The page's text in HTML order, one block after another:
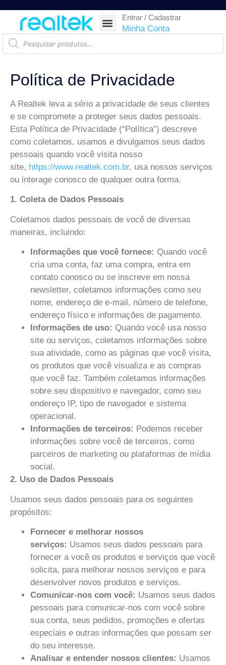
Entrar / Cadastrar
Minha Conta
Política de Privacidade
A Realtek leva a sério a privacidade de seus clientes
e se compromete a proteger seus dados pessoais.
Esta Política de Privacidade (“Política”) descreve
como coletamos, usamos e divulgamos seus dados
pessoais quando você visita nosso
site, https://www.realtek.com.br, usa nossos serviços
ou interage conosco de qualquer outra forma.
1. Coleta de Dados Pessoais
Coletamos dados pessoais de você de diversas
maneiras, incluindo:
Informações que você fornece: Quando você
cria uma conta, faz uma compra, entra em
contato conosco ou se inscreve em nossa
newsletter, coletamos informações como seu
nome, endereço de e-mail, número de telefone,
endereço físico e informações de pagamento.
Informações de uso: Quando você usa nosso
site ou serviços, coletamos informações sobre
sua atividade, como as páginas que você visita,
os produtos que você visualiza e as compras
que você faz. Também coletamos informações
sobre seu dispositivo e navegador, como seu
endereço IP, tipo de navegador e sistema
operacional.
Informações de terceiros: Podemos receber
informações sobre você de terceiros, como
parceiros de marketing ou plataformas de mídia
social.
2. Uso de Dados Pessoais
Usamos seus dados pessoais para os seguintes
propósitos:
Fornecer e melhorar nossos
serviços: Usamos seus dados pessoais para
fornecer a você os produtos e serviços que você
solicita, para melhorar nossos serviços e para
desenvolver novos produtos e serviços.
Comunicar-nos com você: Usamos seus dados
pessoais para comunicar-nos com você sobre
sua conta, seus pedidos, promoções e ofertas
especiais e outras informações que possam ser
do seu interesse.
Analisar e entender nossos clientes: Usamos